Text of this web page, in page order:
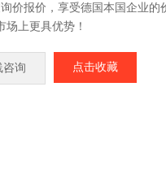
价报价，享受德国本国企业的
场上更具优势！
扭矩传感器 T20WN/20NM
咨询 点击收藏